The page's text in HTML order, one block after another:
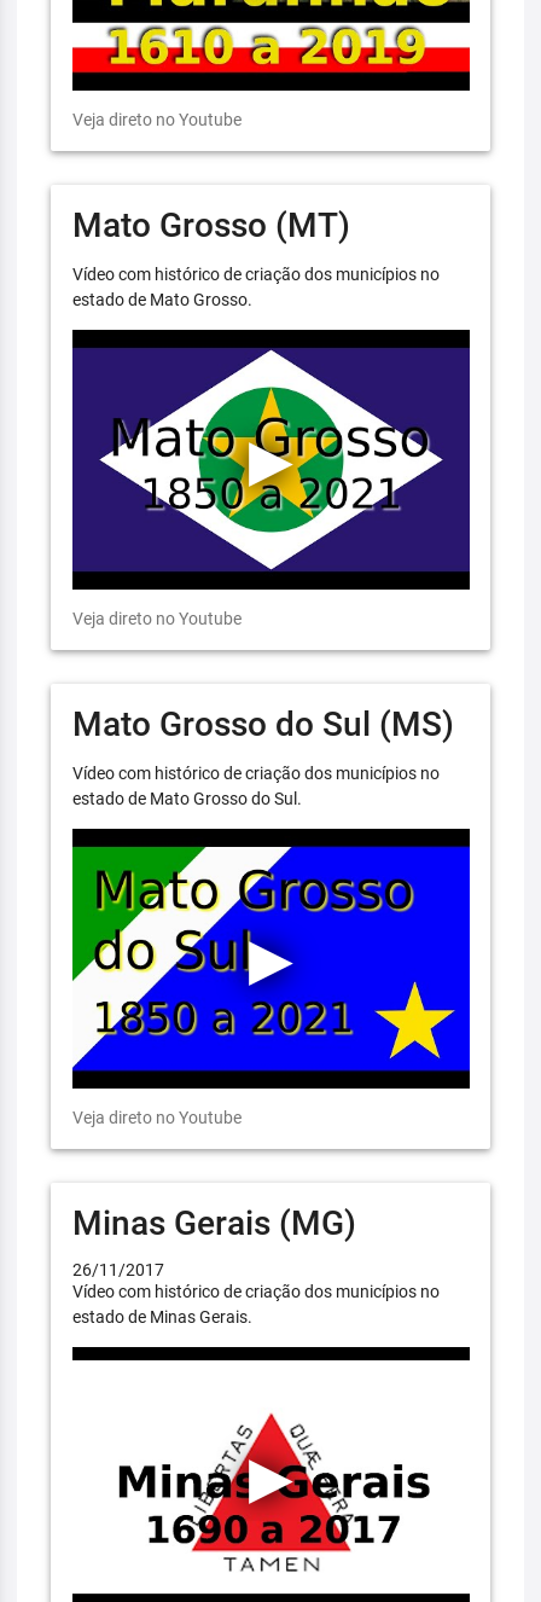
Veja direto no Youtube
Mato Grosso (MT)
Vídeo com histórico de criação dos municípios no
estado de Mato Grosso.
Veja direto no Youtube
Mato Grosso do Sul (MS)
Vídeo com histórico de criação dos municípios no
estado de Mato Grosso do Sul.
Veja direto no Youtube
Minas Gerais (MG)
26/11/2017
Vídeo com histórico de criação dos municípios no
estado de Minas Gerais.